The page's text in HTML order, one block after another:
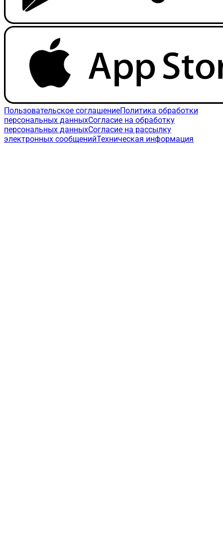
Пользовательское соглашениеПолитика обработки
персональных данныхСогласие на обработку
персональных данныхСогласие на рассылку
электронных сообщенийТехническая информация